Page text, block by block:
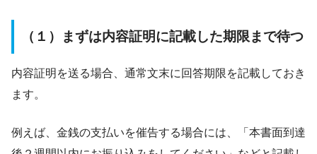
（１）まずは内容証明に記載した期限まで待つ
内容証明を送る場合、通常文末に回答期限を記載しておき
ます。
例えば、金銭の支払いを催告する場合には、「本書面到達